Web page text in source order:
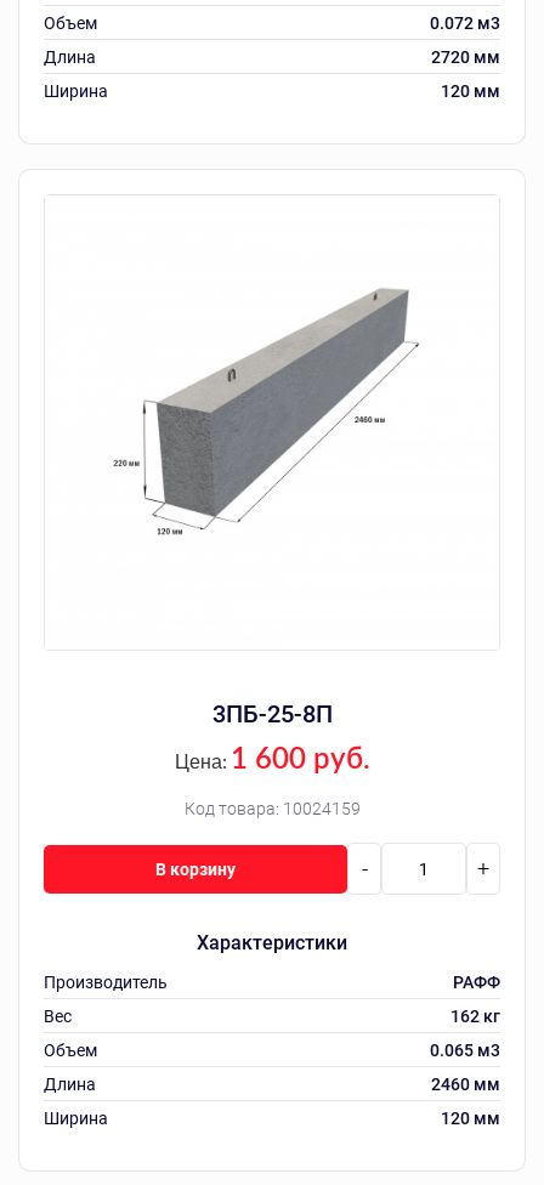
Объем
0.072 м3
Длина
2720 мм
Ширина
120 мм
3ПБ-25-8П
Код товара: 10024159
Цена: 1 600 руб.
Характеристики
Производитель
РАФФ
Вес
162 кг
Объем
0.065 м3
Длина
2460 мм
Ширина
120 мм
- +
В корзину